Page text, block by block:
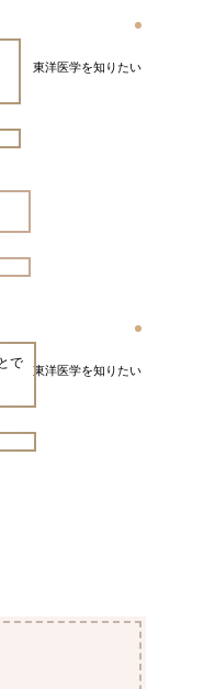
東洋医学を知りたい
東洋医学を知りたい
で